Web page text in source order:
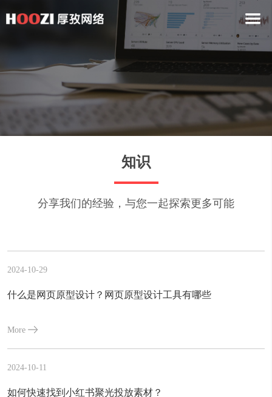
知识
分享我们的经验，与您一起探索更多可能
2024-10-29
什么是网页原型设计？网页原型设计工具有哪些
More
2024-10-11
如何快速找到小红书聚光投放素材？